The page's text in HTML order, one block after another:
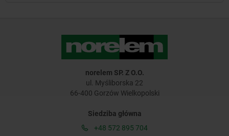
norelem SP. Z O.O.
ul. Myśliborska 22
66-400 Gorzów Wielkopolski
Siedziba główna
+48 572 895 704